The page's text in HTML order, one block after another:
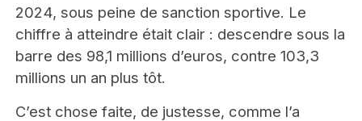
2024, sous peine de sanction sportive. Le
chiffre à atteindre était clair : descendre sous la
barre des 98,1 millions d’euros, contre 103,3
millions un an plus tôt.
C’est chose faite, de justesse, comme l’a